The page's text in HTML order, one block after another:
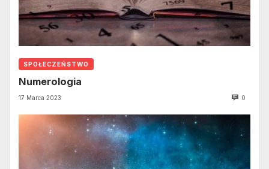
SPOŁECZEŃSTWO
Numerologia
17 Marca 2023 0